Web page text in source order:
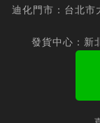
迪化門市：台北
發貨中心：新